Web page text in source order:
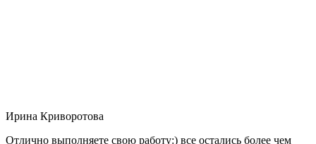
Ирина Криворотова
Отлично выполняете свою работу:) все остались более чем